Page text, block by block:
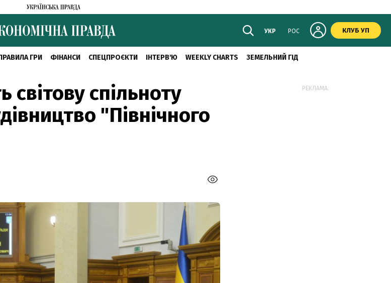
УКР РОС КЛУБ УП
ГРИ ФІНАНСИ СПЕЦПРОЄКТИ ІНТЕРВ'Ю WEEKLY CHARTS ЗЕМЕЛЬНИЙ ГІД
світову спільноту
"Північного
РЕКЛАМА: